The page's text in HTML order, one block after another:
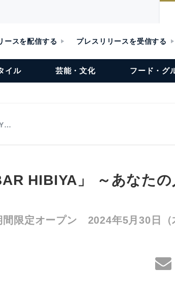
ースを配信する プレスリリースを受信する
イル 芸能・文化 フード・グ
HIBIYA」 ～あなた
間限定オープン 2024年5月30日（